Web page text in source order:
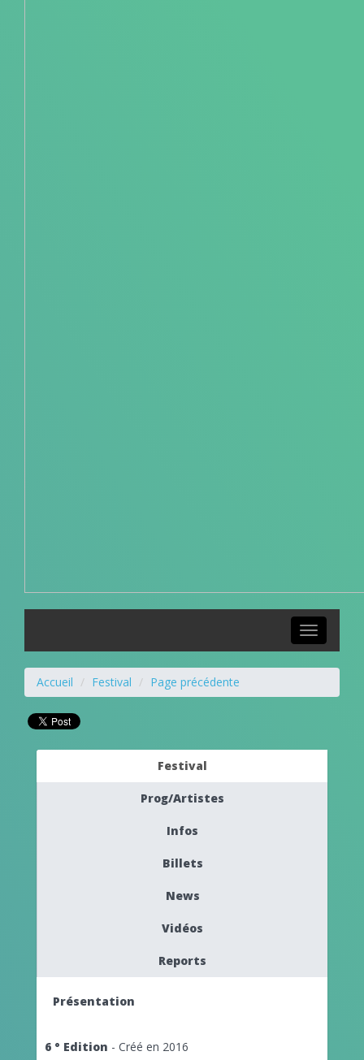
Toggle
navigation
Accueil Festival Page précédente
Festival
Prog/Artistes
Infos
Billets
News
Vidéos
Reports
Présentation
6 ° Edition - Créé en 2016